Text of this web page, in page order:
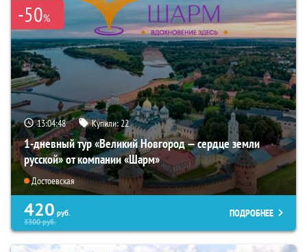
-50%
13:04:47 Купили:22
1-дневный тур «Великий Новгород — сердце земли
русской» от компании «Шарм»
Достоевская
420 руб.
3300руб.
ПОДРОБНЕЕ